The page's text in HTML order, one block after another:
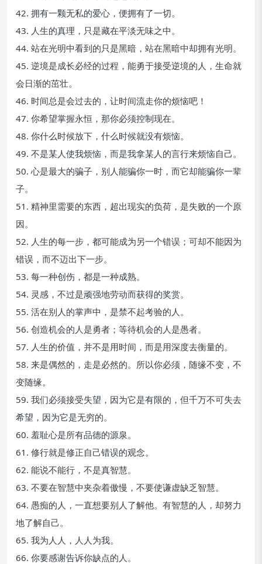
42. 拥有一颗无私的爱心，便拥有了一切。
43. 人生的真理，只是藏在平淡无味之中。
44. 站在光明中看到的只是黑暗，站在黑暗中却拥有光明。
45. 逆境是成长必经的过程，能勇于接受逆境的人，生命就
会日渐的茁壮。
46. 时间总是会过去的，让时间流走你的烦恼吧！
47. 你希望掌握永恒，那你必须控制现在。
48. 你什么时候放下，什么时候就没有烦恼。
49. 不是某人使我烦恼，而是我拿某人的言行来烦恼自己。
50. 心是最大的骗子，别人能骗你一时，而它却能骗你一辈
子。
51. 精神里需要的东西，超出现实的负荷，是失败的一个原
因。
52. 人生的每一步，都可能成为另一个错误；可却不能因为
错误，而不迈出下一步。
53. 每一种创伤，都是一种成熟。
54. 灵感，不过是顽强地劳动而获得的奖赏。
55. 活在别人的掌声中，是禁不起考验的人。
56. 创造机会的人是勇者；等待机会的人是愚者。
57. 人生的价值，并不是用时间，而是用深度去衡量的。
58. 来是偶然的，走是必然的。所以你必须，随缘不变，不
变随缘。
59. 我们必须接受失望，因为它是有限的，但千万不可失去
希望，因为它是无穷的。
60. 羞耻心是所有品德的源泉。
61. 修行就是修正自己错误的观念。
62. 能说不能行，不是真智慧。
63. 不要在智慧中夹杂着傲慢，不要使谦虚缺乏智慧。
64. 愚痴的人，一直想要别人了解他。有智慧的人，却努力
地了解自己。
65. 我为人人，人人为我。
66. 你要感谢告诉你缺点的人。